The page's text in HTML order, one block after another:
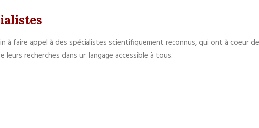
à faire appel à des spécialistes scientifiquement reconnus, qui ont à coeur de
recherches dans un langage accessible à tous.